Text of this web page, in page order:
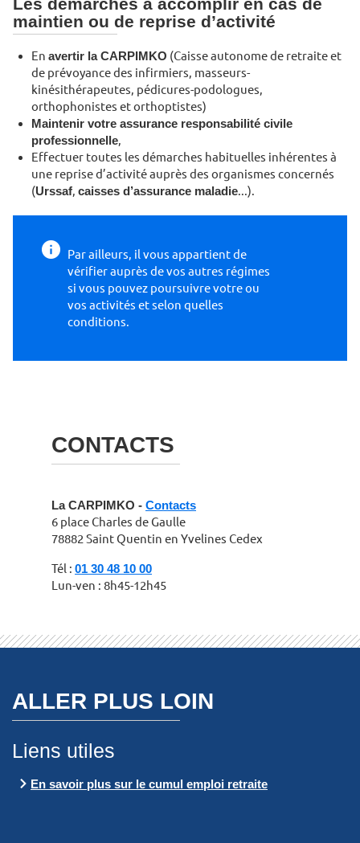
maintien ou de reprise d’activité
En avertir la CARPIMKO (Caisse autonome de retraite et
de prévoyance des infirmiers, masseurs-
kinésithérapeutes, pédicures-podologues,
orthophonistes et orthoptistes)
Maintenir votre assu­rance responsabilité civile
professionnelle,
Effectuer toutes les dé­marches habituelles inhérentes à
une reprise d’ac­tivité auprès des organismes concernés
(Urssaf, caisses d’assurance maladie...).
Par ailleurs, il vous appar­tient de
vérifier auprès de vos autres régimes
si vous pouvez poursuivre votre ou
vos activités et selon quelles
conditions.
CONTACTS
La CARPIMKO - Contacts
6 place Charles de Gaulle
78882 Saint Quentin en Yvelines Cedex
Tél : 01 30 48 10 00
Lun-ven : 8h45-12h45
ALLER PLUS LOIN
Liens utiles
En savoir plus sur le cumul emploi retraite